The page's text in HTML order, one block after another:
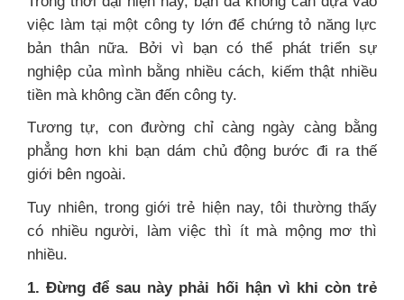
việc làm tại một công ty lớn để chứng tỏ năng lực
bản thân nữa. Bởi vì bạn có thể phát triển sự
nghiệp của mình bằng nhiều cách, kiếm thật nhiều
tiền mà không cần đến công ty.
Tương tự, con đường chỉ càng ngày càng bằng
phẳng hơn khi bạn dám chủ động bước đi ra thế
giới bên ngoài.
Tuy nhiên, trong giới trẻ hiện nay, tôi thường thấy
có nhiều người, làm việc thì ít mà mộng mơ thì
nhiều.
1. Đừng để sau này phải hối hận vì khi còn trẻ